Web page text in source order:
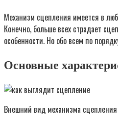
Механизм сцепления имеется в
Конечно, больше всех страдает
особенности. Но обо всем по
Основные
Внешний вид механизма сцепления